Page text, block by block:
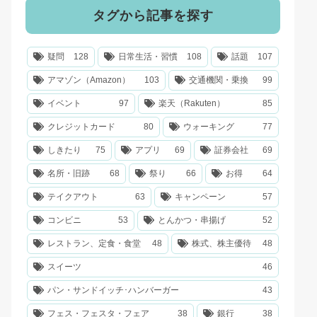
タグから記事を探す
疑問 128 日常生活・習慣 108 話題 107
アマゾン（Amazon） 103 交通機関・乗換 99
イベント 97 楽天（Rakuten） 85
クレジットカード 80 ウォーキング 77
しきたり 75 アプリ 69 証券会社 69
名所・旧跡 68 祭り 66 お得 64
テイクアウト 63 キャンペーン 57
コンビニ 53 とんかつ・串揚げ 52
レストラン、定食・食堂 48 株式、株主優待 48
スイーツ 46
パン・サンドイッチ･ハンバーガー 43
フェス・フェスタ・フェア 38 銀行 38